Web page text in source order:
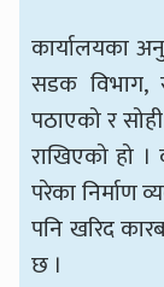
कार्यालयका
सडक विभाग,
पठाएको र
राखिएको हो
परेका निर्माण
पनि खरिद
छ ।